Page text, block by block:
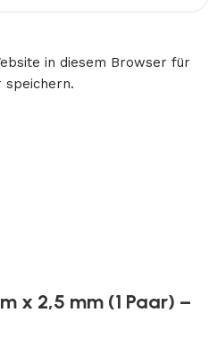
in diesem Browser für
speichern.
x 2,5 mm (1 Paar) –